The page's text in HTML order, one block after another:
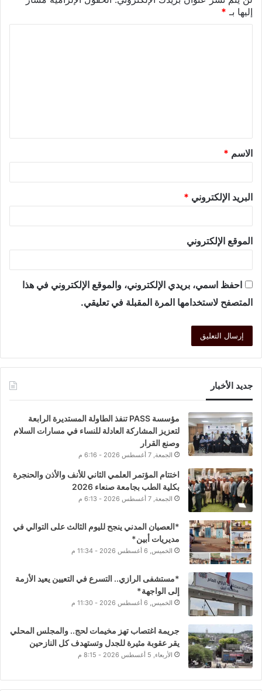
إليها بـ *
الاسم *
البريد الإلكتروني *
الموقع الإلكتروني
احفظ اسمي، بريدي الإلكتروني، والموقع الإلكتروني في هذا
المتصفح لاستخدامها المرة المقبلة في تعليقي.
جديد الأخبار
مؤسسة PASS تنفذ الطاولة المستديرة الرابعة
لتعزيز المشاركة العادلة للنساء في مسارات السلام
وصنع القرار
الجمعة, 7 أغسطس 2026 - 6:16 م
اختتام المؤتمر العلمي الثاني للأنف والأذن والحنجرة
بكلية الطب بجامعة صنعاء 2026
الجمعة, 7 أغسطس 2026 - 6:13 م
*العصيان المدني ينجح لليوم الثالث على التوالي في
مديريات أبين*
الخميس, 6 أغسطس 2026 - 11:34 م
*مستشفى الرازي.. التسرع في التعيين يعيد الأزمة
إلى الواجهة*
الخميس, 6 أغسطس 2026 - 11:30 م
جريمة اغتصاب تهز مخيمات لحج.. والمجلس المحلي
يقر عقوبة مثيرة للجدل وتستهدف كل النازحين
الأربعاء, 5 أغسطس 2026 - 8:15 م